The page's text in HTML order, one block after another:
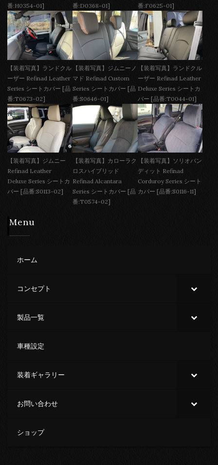
番:H0354-01]
番:D0368-01]
番:F0625-01]
【装着写真】ランドクル
ーザー Refinad Leather
Series シートカバー [品
番:T0673-02]
【装着写真】ジムニーノ
マド Refinad Custom
Series シートカバー [品
番:S0646-01]
【装着写真】ランドクル
ーザー Refinad Leather
Deluxe Series シートカ
バー [品番:T0044-01]
【装着写真】ジムニー
Refinad Leather
Deluxe Series シートカ
バー [品番:S0113-02]
【装着写真】カローラク
ロスハイブリッド
Refinad Alcantara
Series シートカバー [品
番:T0574-02]
【装着写真】ソリオバン
ディット Refinad
Corduroy Series シート
カバー [品番:S0116-11]
Menu
ホーム
コンセプト
製品一覧
車種設定
装着ギャラリー
お問い合わせ
ショップ